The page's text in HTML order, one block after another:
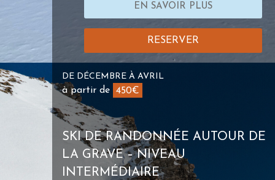
EN SAVOIR PLUS
RESERVER
DE DÉCEMBRE À AVRIL
à partir de 450€
SKI DE RANDONNÉE AUTOUR DE
LA GRAVE – NIVEAU
INTERMÉDIAIRE